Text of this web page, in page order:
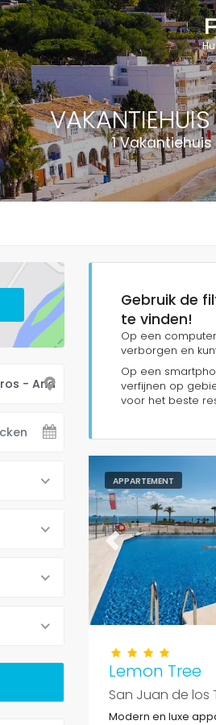
1
Gebruik de
te vinden!
Op een
verborgen en
Op een
verfijnen op
voor het beste
APPARTEMENT
Previous
Lemon Tree
San Juan de los
Modern en luxe